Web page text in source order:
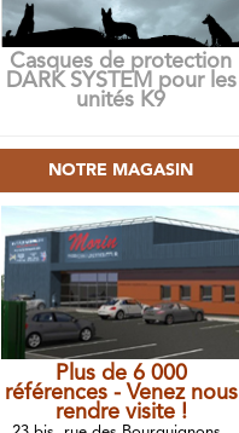
Casques de protection
DARK SYSTEM pour les
unités K9
NOTRE MAGASIN
Plus de 6 000
références - Venez nous
rendre visite !